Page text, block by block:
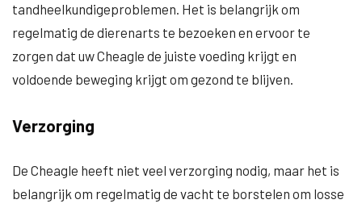
tandheelkundigeproblemen. Het is belangrijk om
regelmatig de dierenarts te bezoeken en ervoor te
zorgen dat uw Cheagle de juiste voeding krijgt en
voldoende beweging krijgt om gezond te blijven.
Verzorging
De Cheagle heeft niet veel verzorging nodig, maar het is
belangrijk om regelmatig de vacht te borstelen om losse